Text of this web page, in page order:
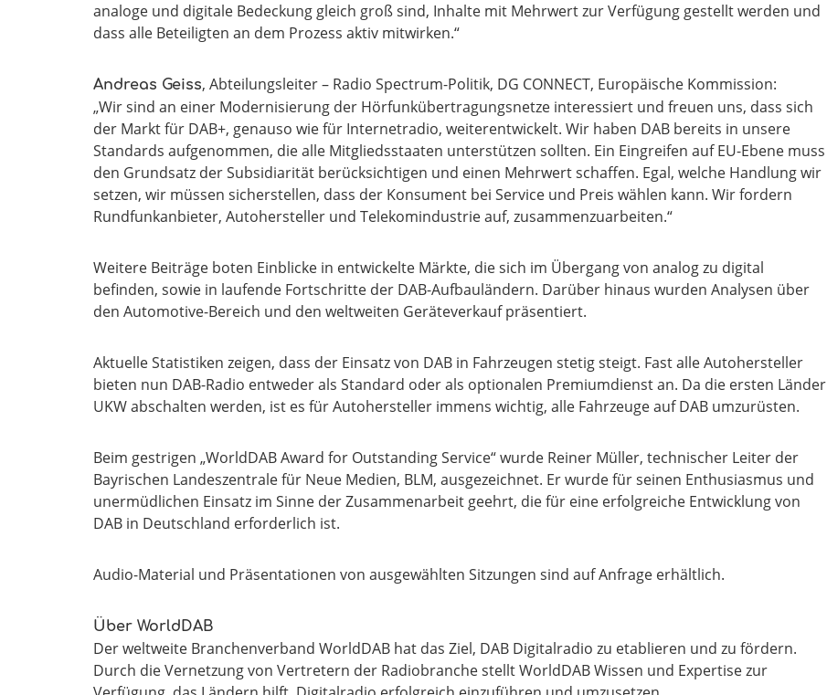
analoge und digitale Bedeckung gleich groß sind, Inhalte mit Mehrwert zur Verfügung gestellt werden und
dass alle Beteiligten an dem Prozess aktiv mitwirken.“
Andreas Geiss, Abteilungsleiter – Radio Spectrum-Politik, DG CONNECT, Europäische Kommission:
„Wir sind an einer Modernisierung der Hörfunkübertragungsnetze interessiert und freuen uns, dass sich
der Markt für DAB+, genauso wie für Internetradio, weiterentwickelt. Wir haben DAB bereits in unsere
Standards aufgenommen, die alle Mitgliedsstaaten unterstützen sollten. Ein Eingreifen auf EU-Ebene muss
den Grundsatz der Subsidiarität berücksichtigen und einen Mehrwert schaffen. Egal, welche Handlung wir
setzen, wir müssen sicherstellen, dass der Konsument bei Service und Preis wählen kann. Wir fordern
Rundfunkanbieter, Autohersteller und Telekomindustrie auf, zusammenzuarbeiten.“
Weitere Beiträge boten Einblicke in entwickelte Märkte, die sich im Übergang von analog zu digital
befinden, sowie in laufende Fortschritte der DAB-Aufbauländern. Darüber hinaus wurden Analysen über
den Automotive-Bereich und den weltweiten Geräteverkauf präsentiert.
Aktuelle Statistiken zeigen, dass der Einsatz von DAB in Fahrzeugen stetig steigt. Fast alle Autohersteller
bieten nun DAB-Radio entweder als Standard oder als optionalen Premiumdienst an. Da die ersten Länder
UKW abschalten werden, ist es für Autohersteller immens wichtig, alle Fahrzeuge auf DAB umzurüsten.
Beim gestrigen „WorldDAB Award for Outstanding Service“ wurde Reiner Müller, technischer Leiter der
Bayrischen Landeszentrale für Neue Medien, BLM, ausgezeichnet. Er wurde für seinen Enthusiasmus und
unermüdlichen Einsatz im Sinne der Zusammenarbeit geehrt, die für eine erfolgreiche Entwicklung von
DAB in Deutschland erforderlich ist.
Audio-Material und Präsentationen von ausgewählten Sitzungen sind auf Anfrage erhältlich.
Über WorldDAB
Der weltweite Branchenverband WorldDAB hat das Ziel, DAB Digitalradio zu etablieren und zu fördern.
Durch die Vernetzung von Vertretern der Radiobranche stellt WorldDAB Wissen und Expertise zur